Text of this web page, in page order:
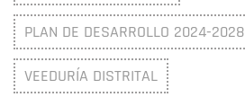
PLAN DE DESARROLLO 2024-2028
VEEDURÍA DISTRITAL